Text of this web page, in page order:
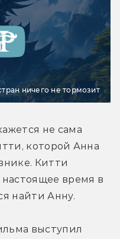
ничего не тормозит
не сама
которой Анна
Китти
время в
найти Анну.
выступил